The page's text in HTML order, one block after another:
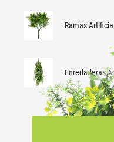
Ramas
Enredaderas